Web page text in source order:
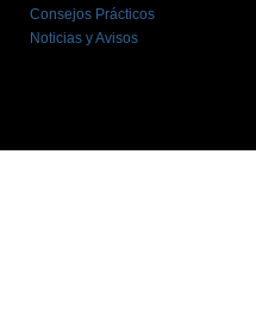
Consejos Prácticos
Noticias y Avisos